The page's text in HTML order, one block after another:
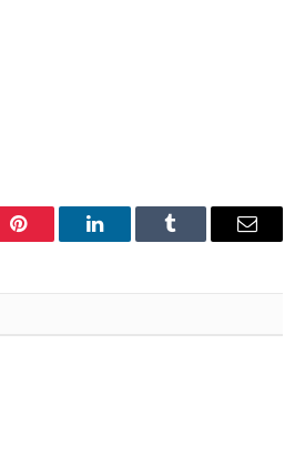
Pinterest LinkedInTumblr Email